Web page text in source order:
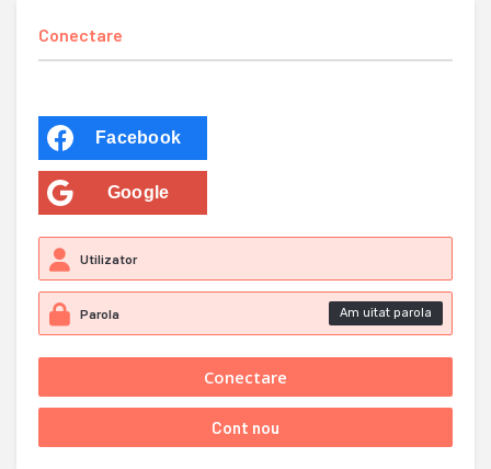
Conectare
Facebook
Google
Am uitat parola